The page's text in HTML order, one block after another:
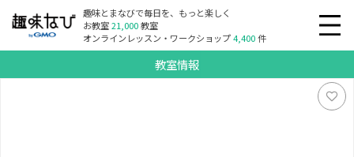
趣味とまなびで毎日を、もっと楽しく
お教室21,000教室
オンラインレッスン・ワークショップ4,400件
教室情報